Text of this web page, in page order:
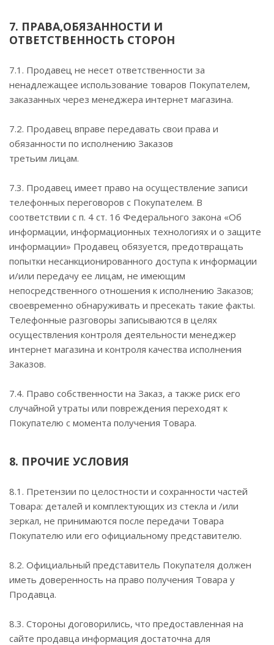
7. ПРАВА,ОБЯЗАННОСТИ И
ОТВЕТСТВЕННОСТЬ СТОРОН
7.1. Продавец не несет ответственности за
ненадлежащее использование товаров Покупателем,
заказанных через менеджера интернет магазина.
7.2. Продавец вправе передавать свои права и
обязанности по исполнению Заказов
третьим лицам.
7.3. Продавец имеет право на осуществление записи
телефонных переговоров с Покупателем. В
соответствии с п. 4 ст. 16 Федерального закона «Об
информации, информационных технологиях и о защите
информации» Продавец обязуется, предотвращать
попытки несанкционированного доступа к информации
и/или передачу ее лицам, не имеющим
непосредственного отношения к исполнению Заказов;
своевременно обнаруживать и пресекать такие факты.
Телефонные разговоры записываются в целях
осуществления контроля деятельности менеджер
интернет магазина и контроля качества исполнения
Заказов.
7.4. Право собственности на Заказ, а также риск его
случайной утраты или повреждения переходят к
Покупателю с момента получения Товара.
8. ПРОЧИЕ УСЛОВИЯ
8.1. Претензии по целостности и сохранности частей
Товара: деталей и комплектующих из стекла и /или
зеркал, не принимаются после передачи Товара
Покупателю или его официальному представителю.
8.2. Официальный представитель Покупателя должен
иметь доверенность на право получения Товара у
Продавца.
8.3. Стороны договорились, что предоставленная на
сайте продавца информация достаточна для